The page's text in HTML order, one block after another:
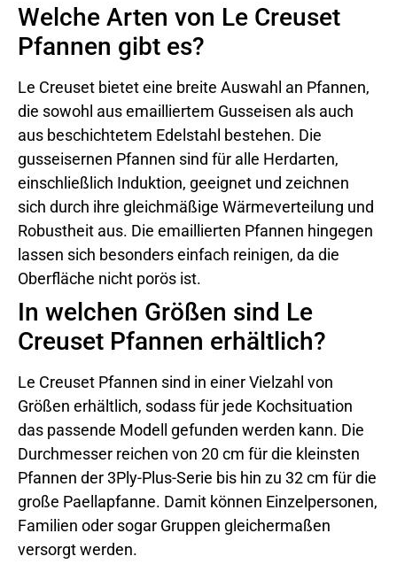
Welche Arten von Le Creuset
Pfannen gibt es?
Le Creuset bietet eine breite Auswahl an Pfannen,
die sowohl aus emailliertem Gusseisen als auch
aus beschichtetem Edelstahl bestehen. Die
gusseisernen Pfannen sind für alle Herdarten,
einschließlich Induktion, geeignet und zeichnen
sich durch ihre gleichmäßige Wärmeverteilung und
Robustheit aus. Die emaillierten Pfannen hingegen
lassen sich besonders einfach reinigen, da die
Oberfläche nicht porös ist.
In welchen Größen sind Le
Creuset Pfannen erhältlich?
Le Creuset Pfannen sind in einer Vielzahl von
Größen erhältlich, sodass für jede Kochsituation
das passende Modell gefunden werden kann. Die
Durchmesser reichen von 20 cm für die kleinsten
Pfannen der 3Ply-Plus-Serie bis hin zu 32 cm für die
große Paellapfanne. Damit können Einzelpersonen,
Familien oder sogar Gruppen gleichermaßen
versorgt werden.